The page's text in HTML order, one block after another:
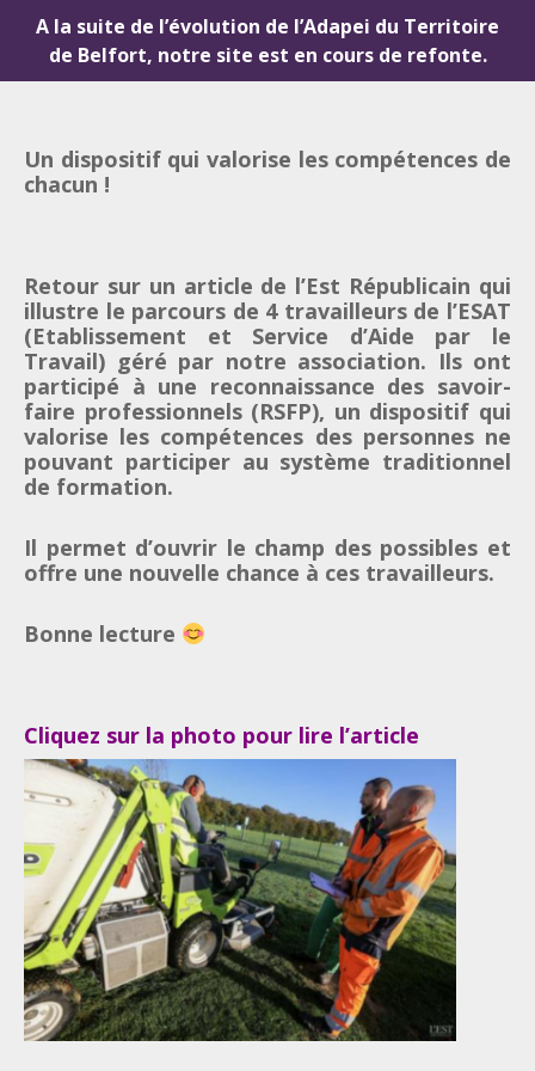
A la suite de l’évolution de l’Adapei du Territoire
de Belfort, notre site est en cours de refonte.
Un dispositif qui valorise les compétences de
chacun !
Retour sur un article de l’Est Républicain qui
illustre le parcours de 4 travailleurs de l’ESAT
(Etablissement et Service d’Aide par le
Travail) géré par notre association. Ils ont
participé à une reconnaissance des savoir-
faire professionnels (RSFP), un dispositif qui
valorise les compétences des personnes ne
pouvant participer au système traditionnel
de formation.
Il permet d’ouvrir le champ des possibles et
offre une nouvelle chance à ces travailleurs.
Bonne lecture
Cliquez sur la photo pour lire l’article